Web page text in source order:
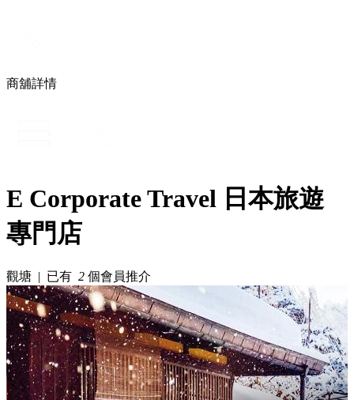
商舖詳情
E Corporate Travel 日本旅遊
專門店
觀塘 | 已有 2 個會員推介